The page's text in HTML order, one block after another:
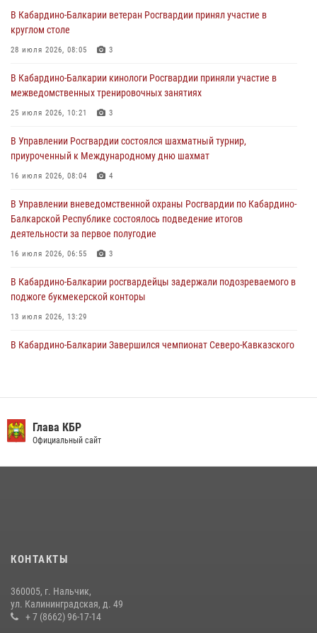
поздравил специалистов подразделений тыла с профессиональным
праздником
01 августа 2026, 00:10
Росгвардия обеспечивает безопасность граждан на южном
направлении
31 июля 2026, 09:22
Состоялась рабочая встреча директора Росгвардии Героя России
генерала армии Виктора Золотова с заместителем полномочного
представителя Президента Российской Федерации в Северо-
31 июля 2026, 06:45 1
Управление Росгвардии по Кабардино-Балкарской Республике
информирует
В Кабардино-Балкарии ветеран Росгвардии принял участие в
круглом столе
28 июля 2026, 08:05 3
В Кабардино-Балкарии кинологи Росгвардии приняли участие в
межведомственных тренировочных занятиях
25 июля 2026, 10:21 3
В Управлении Росгвардии состоялся шахматный турнир,
приуроченный к Международному дню шахмат
16 июля 2026, 08:04 4
В Управлении вневедомственной охраны Росгвардии по Кабардино-
Балкарской Республике состоялось подведение итогов
деятельности за первое полугодие
16 июля 2026, 06:55 3
В Кабардино-Балкарии росгвардейцы задержали подозреваемого в
поджоге букмекерской конторы
13 июля 2026, 13:29
В Кабардино-Балкарии Завершился чемпионат Северо-Кавказского
округе Росгвардии
09 июля 2026, 08:36
Новобранцы Росгвардии приняли Военную присягу в Кабардино-
Балкарии
Глава КБР
Официальный сайт
КОНТАКТЫ
360005, г. Нальчик,
ул. Калининградская, д. 49
+ 7 (8662) 96-17-14